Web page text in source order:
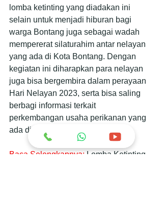
lomba ketinting yang diadakan ini
selain untuk menjadi hiburan bagi
warga Bontang juga sebagai wadah
mempererat silaturahim antar nelayan
yang ada di Kota Bontang. Dengan
kegiatan ini diharapkan para nelayan
juga bisa bergembira dalam perayaan
Hari Nelayan 2023, serta bisa saling
berbagi informasi terkait
perkembangan usaha perikanan yang
ada di Kota Bontang.
Baca Selengkapnya: Lomba Ketinting